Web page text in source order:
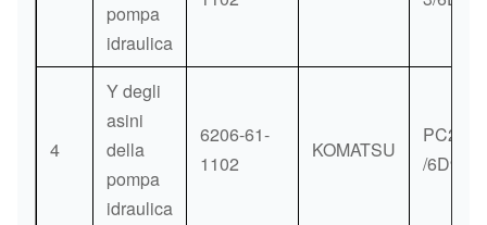
pompa
idraulica
4
Y degli
asini
della
pompa
idraulica
6206-61-
1102
KOMATSU
PC200-
/6D95